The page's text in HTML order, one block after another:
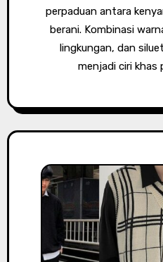
perpaduan antara
berani. Kombinasi
lingkungan, dan
menjadi ciri khas